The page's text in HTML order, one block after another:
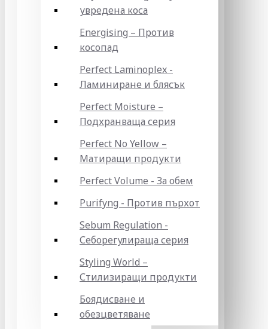
увредена коса
Energising – Против
косопад
Perfect Laminoplex -
Ламиниране и блясък
Perfect Moisture –
Подхранваща серия
Perfect No Yellow –
Матиращи продукти
Perfect Volume - За обем
Purifyng - Против пърхот
Sebum Regulation -
Себорегулираща серия
Styling World –
Стилизиращи продукти
Боядисване и
обезцветяване